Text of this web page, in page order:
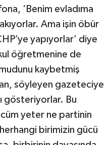
‘Benim evladıma
Ama işin öbür
yapıyorlar’ diye
öğretmenine de
kaybetmiş
söyleyen gazeteciye
gösteriyorlar. Bu
yeter ne partinin
birimizin gücü